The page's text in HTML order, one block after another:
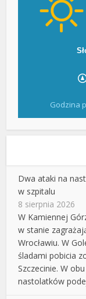
Godzina
Dwa ataki na
w szpitalu
8 sierpnia 2026
W Kamiennej
w stanie
Wrocławiu. W
śladami pobicia
Szczecinie. W
nastolatków